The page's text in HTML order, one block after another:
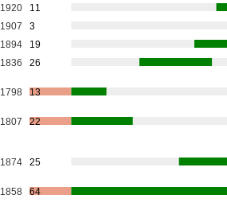
1920
11
1907
3
1894
19
1836 26
1798 13
1807 22
1874 25
1858 64